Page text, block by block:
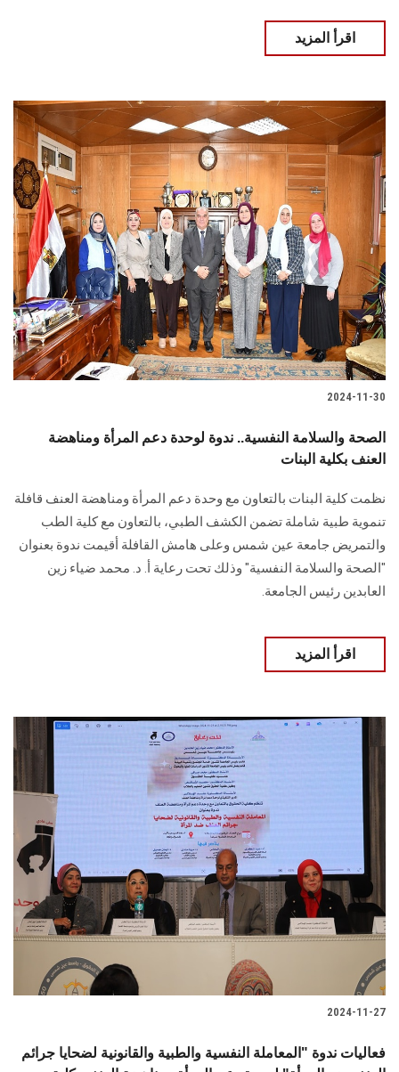
اقرأ المزيد
2024-11-30
الصحة والسلامة النفسية.. ندوة لوحدة دعم المرأة ومناهضة
العنف بكلية البنات
نظمت كلية البنات بالتعاون مع وحدة دعم المرأة ومناهضة العنف قافلة
تنموية ‏طبية شاملة تضمن الكشف الطبي، بالتعاون مع كلية الطب
والتمريض جامعة عين شمس وعلى ‏هامش القافلة أقيمت ندوة بعنوان
"الصحة والسلامة النفسية" وذلك تحت رعاية أ. د. محمد ضياء ‏زين
العابدين رئيس الجامعة.
اقرأ المزيد
2024-11-27
فعاليات ندوة "المعاملة النفسية والطبية والقانونية لضحايا جرائم